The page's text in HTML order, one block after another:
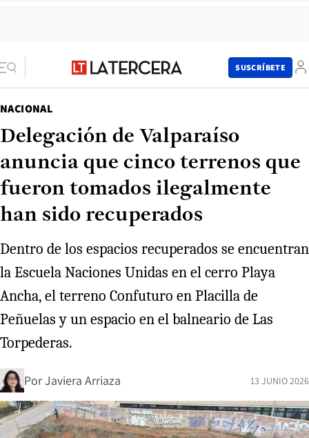
SUSCRÍBETE
NACIONAL
Delegación de Valparaíso
anuncia que cinco terrenos que
fueron tomados ilegalmente
han sido recuperados
Dentro de los espacios recuperados se encuentran
la Escuela Naciones Unidas en el cerro Playa
Ancha, el terreno Confuturo en Placilla de
Peñuelas y un espacio en el balneario de Las
Torpederas.
PorJaviera Arriaza 13 JUNIO 2026